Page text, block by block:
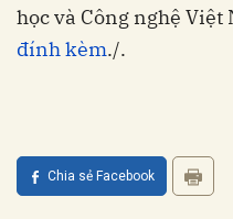
học và Công nghệ
đính kèm./.
Chia sẻ Facebook